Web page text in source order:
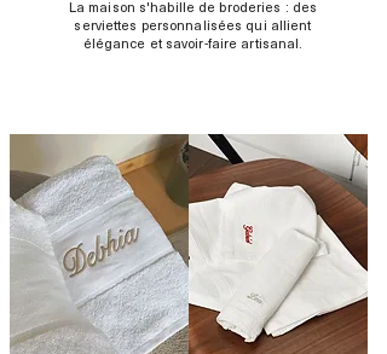
La maison s'habille de broderies : des
serviettes personnalisées qui allient
élégance et savoir-faire artisanal.